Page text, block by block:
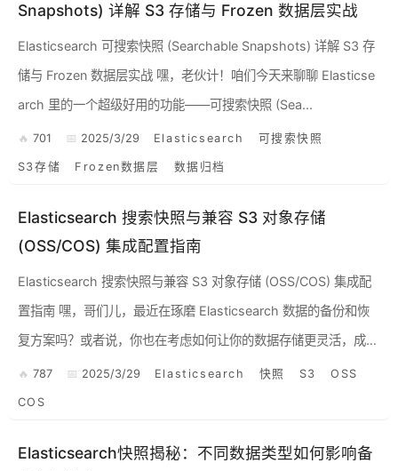
Snapshots) 详解 S3 存储与 Frozen 数据层实战
Elasticsearch 可搜索快照 (Searchable Snapshots) 详解 S3 存
储与 Frozen 数据层实战 嘿，老伙计！咱们今天来聊聊 Elasticse
arch 里的一个超级好用的功能——可搜索快照 (Sea...
701 2025/3/29 Elasticsearch 可搜索快照
S3存储 Frozen数据层 数据归档
Elasticsearch 搜索快照与兼容 S3 对象存储
(OSS/COS) 集成配置指南
Elasticsearch 搜索快照与兼容 S3 对象存储 (OSS/COS) 集成配
置指南 嘿，哥们儿，最近在琢磨 Elasticsearch 数据的备份和恢
复方案吗？或者说，你也在考虑如何让你的数据存储更灵活，成本
更可控？ 那么恭...
787 2025/3/29 Elasticsearch 快照 S3 OSS
COS
Elasticsearch快照揭秘：不同数据类型如何影响备